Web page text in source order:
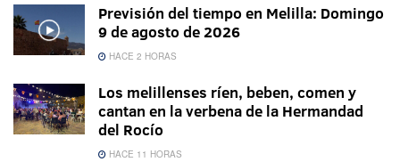
Previsión del tiempo en Melilla: Domingo
9 de agosto de 2026
HACE 2 HORAS
Los melillenses ríen, beben, comen y
cantan en la verbena de la Hermandad
del Rocío
HACE 11 HORAS